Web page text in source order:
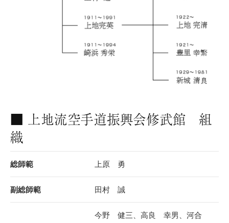
■ 上地流空手道振興会修武館 組
織
総師範 上原 勇
副総師範 田村 誠
今野 健三、高良 幸男、河合